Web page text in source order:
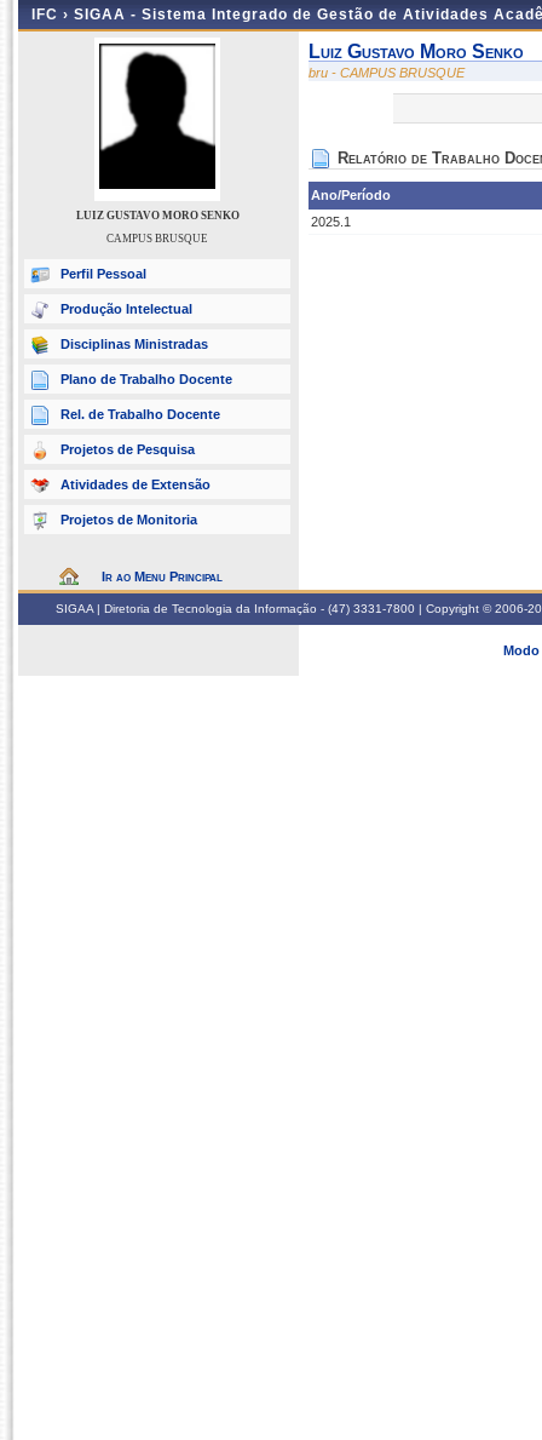
IFC › SIGAA - Sistema Integrado de Gestão de Atividades
LUIZ GUSTAVO MORO SENKO
CAMPUS BRUSQUE
Perfil Pessoal
Produção Intelectual
Disciplinas Ministradas
Plano de Trabalho Docente
Rel. de Trabalho Docente
Projetos de Pesquisa
Atividades de Extensão
Projetos de Monitoria
Ir ao Menu Principal
Luiz Gustavo Moro Senko
bru - CAMPUS BRUSQUE
Relatório de Trabalho
Ano/Período
2025.1
SIGAA | Diretoria de Tecnologia da Informação - (47) 3331-7800 | Copyright © 2006-
Modo